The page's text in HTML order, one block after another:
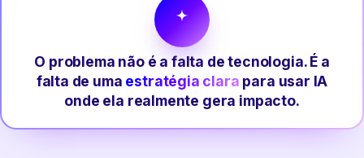
O problema não é a falta de tecnologia. É a
falta de uma estratégia clara para usar IA
onde ela realmente gera impacto.